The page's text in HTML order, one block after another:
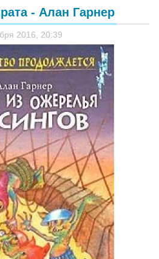
- Алан Гарнер
2016, 20:39